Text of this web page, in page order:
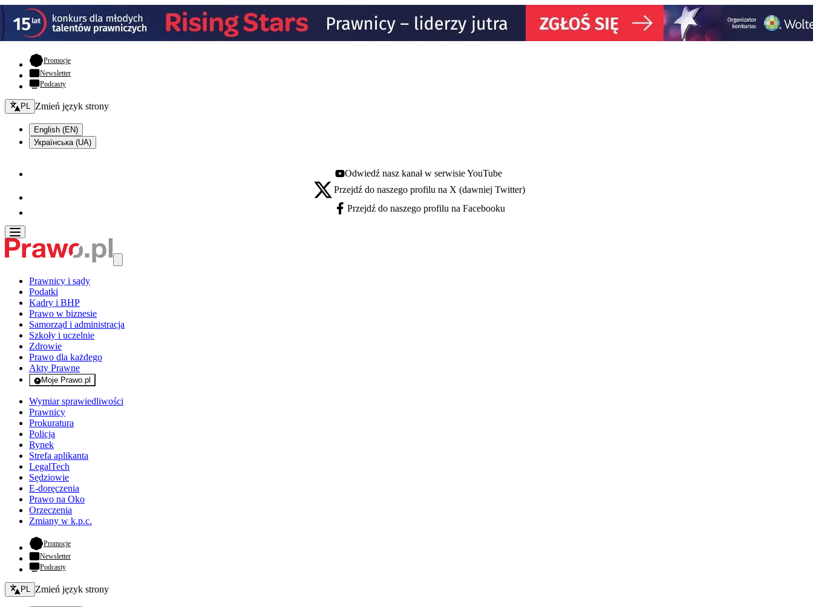
Promocje- otwiera się w nowej karcie
Newsletter
Podcasty
Zmień język - bieżący:
PL Zmień język strony
English (EN)
Українська (UA)
Youtube - otwiera się w nowej karcie
Odwiedź nasz kanał w serwisie YouTube
X - otwiera się w nowej karcie
Przejdź do naszego profilu na X (dawniej Twitter)
Facebook - otwiera się w nowej karcie
Przejdź do naszego profilu na Facebooku
Prawnicy i sądy
Podatki
Kadry i BHP
Prawo w biznesie
Samorząd i administracja
Szkoły i uczelnie
Zdrowie
Prawo dla każdego
Akty Prawne
Moje Prawo.pl
- rejestracja i logowanie do serwisu
Wymiar sprawiedliwości
Prawnicy
Prokuratura
Policja
Rynek
Strefa aplikanta
LegalTech
Sędziowie
E-doręczenia
Prawo na Oko
Orzeczenia
Zmiany w k.p.c.
Promocje- otwiera się w nowej karcie
Newsletter
Podcasty
Zmień język - bieżący:
PL Zmień język strony